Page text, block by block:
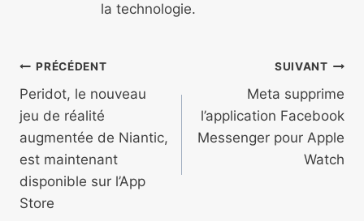
la technologie.
Navigation
de
l’article
PRÉCÉDENT
Peridot, le nouveau
jeu de réalité
augmentée de Niantic,
est maintenant
disponible sur l’App
Store
SUIVANT
Meta supprime
l’application Facebook
Messenger pour Apple
Watch